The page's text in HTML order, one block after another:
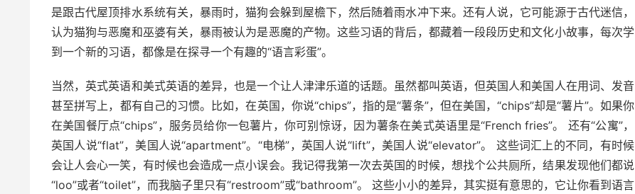
是跟古代屋顶排水系统有关，暴雨时，猫狗会躲到屋檐下，然后随着雨水冲下来。还有人说，它可能源于古代迷信，
认为猫狗与恶魔和巫婆有关，暴雨被认为是恶魔的产物。这些习语的背后，都藏着一段段历史和文化小故事，每次学
到一个新的习语，都像是在探寻一个有趣的“语言彩蛋”。
当然，英式英语和美式英语的差异，也是一个让人津津乐道的话题。虽然都叫英语，但英国人和美国人在用词、发音
甚至拼写上，都有自己的习惯。比如，在英国，你说“chips”，指的是“薯条”，但在美国，“chips”却是“薯片”。如果你
在美国餐厅点“chips”，服务员给你一包薯片，你可别惊讶，因为薯条在美式英语里是“French fries”。 还有“公寓”，
英国人说“flat”，美国人说“apartment”。“电梯”，英国人说“lift”，美国人说“elevator”。 这些词汇上的不同，有时候
会让人会心一笑，有时候也会造成一点小误会。我记得我第一次去英国的时候，想找个公共厕所，结果发现他们都说
“loo”或者“toilet”，而我脑子里只有“restroom”或“bathroom”。 这些小小的差异，其实挺有意思的，它让你看到语言